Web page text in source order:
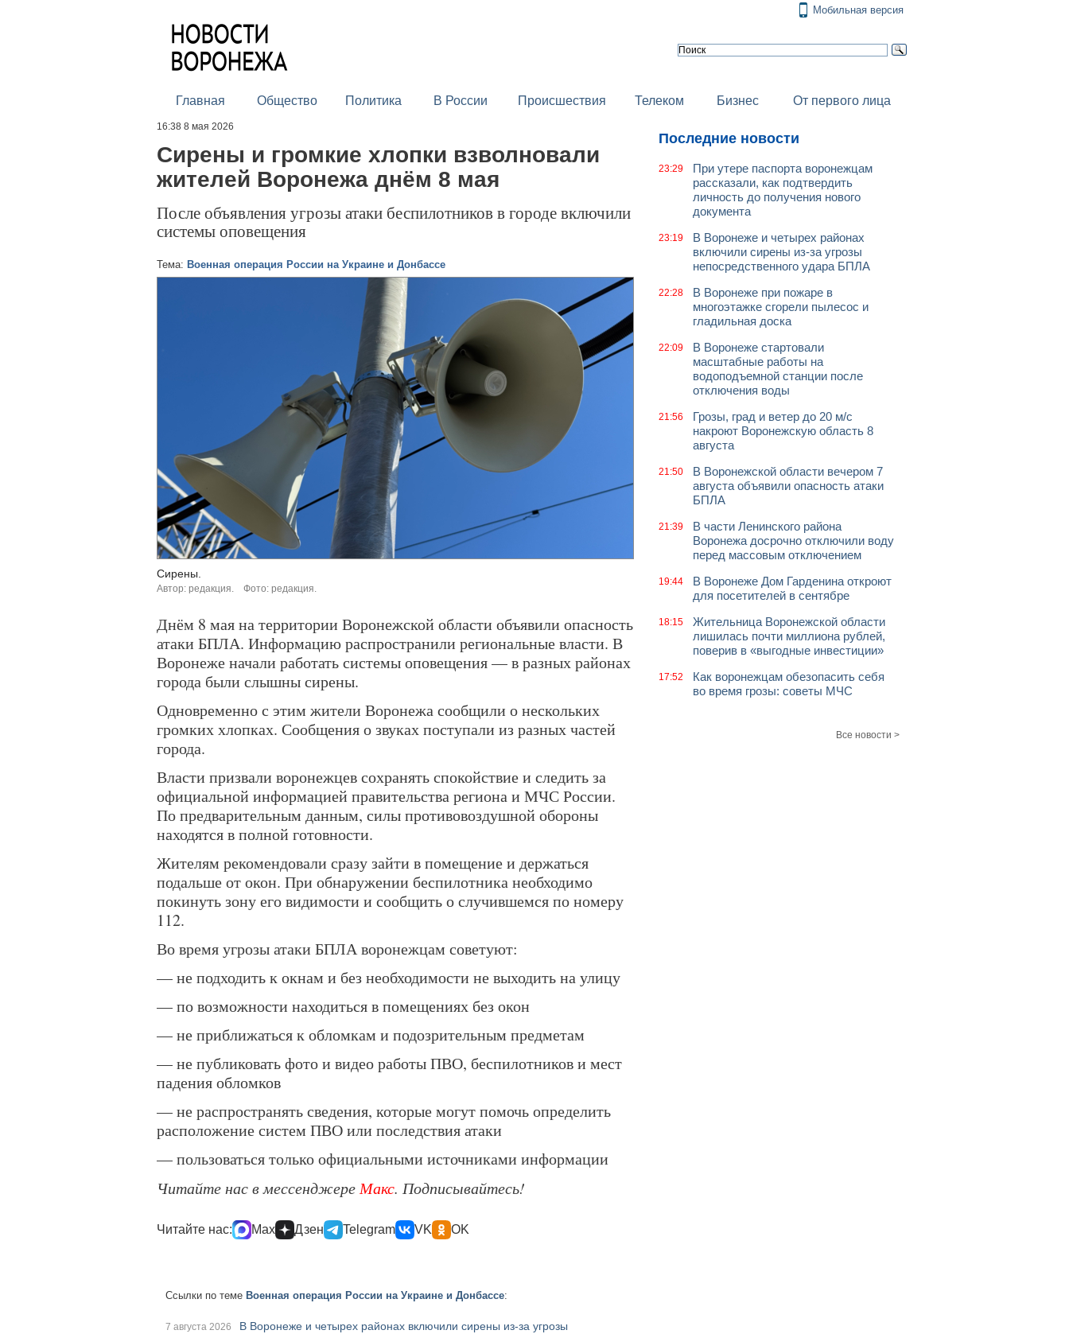
Мобильная версия
Главная Общество Политика В России Происшествия Телеком Бизнес От первого лица
16:38 8 мая 2026
Сирены и громкие хлопки взволновали
жителей Воронежа днём 8 мая
После объявления угрозы атаки беспилотников в городе включили
системы оповещения
Тема: Военная операция России на Украине и Донбассе
Сирены.
Автор: редакция. Фото: редакция.
Днём 8 мая на территории Воронежской области объявили опасность
атаки БПЛА. Информацию распространили региональные власти. В
Воронеже начали работать системы оповещения — в разных районах
города были слышны сирены.
Одновременно с этим жители Воронежа сообщили о нескольких
громких хлопках. Сообщения о звуках поступали из разных частей
города.
Власти призвали воронежцев сохранять спокойствие и следить за
официальной информацией правительства региона и МЧС России.
По предварительным данным, силы противовоздушной обороны
находятся в полной готовности.
Жителям рекомендовали сразу зайти в помещение и держаться
подальше от окон. При обнаружении беспилотника необходимо
покинуть зону его видимости и сообщить о случившемся по номеру
112.
Во время угрозы атаки БПЛА воронежцам советуют:
— не подходить к окнам и без необходимости не выходить на улицу
— по возможности находиться в помещениях без окон
— не приближаться к обломкам и подозрительным предметам
— не публиковать фото и видео работы ПВО, беспилотников и мест
падения обломков
— не распространять сведения, которые могут помочь определить
расположение систем ПВО или последствия атаки
— пользоваться только официальными источниками информации
Читайте нас в мессенджере Макс. Подписывайтесь!
Читайте нас: Max Дзен Telegram VK OK
Ссылки по теме Военная операция России на Украине и Донбассе:
7 августа 2026
В Воронеже и четырех районах включили сирены из-за угрозы
Последние новости
23:29
При утере паспорта воронежцам
рассказали, как подтвердить
личность до получения нового
документа
23:19
В Воронеже и четырех районах
включили сирены из-за угрозы
непосредственного удара БПЛА
22:28
В Воронеже при пожаре в
многоэтажке сгорели пылесос и
гладильная доска
22:09
В Воронеже стартовали
масштабные работы на
водоподъемной станции после
отключения воды
21:56
Грозы, град и ветер до 20 м/с
накроют Воронежскую область 8
августа
21:50
В Воронежской области вечером 7
августа объявили опасность атаки
БПЛА
21:39
В части Ленинского района
Воронежа досрочно отключили воду
перед массовым отключением
19:44
В Воронеже Дом Гарденина откроют
для посетителей в сентябре
18:15
Жительница Воронежской области
лишилась почти миллиона рублей,
поверив в «выгодные инвестиции»
17:52
Как воронежцам обезопасить себя
во время грозы: советы МЧС
Все новости >